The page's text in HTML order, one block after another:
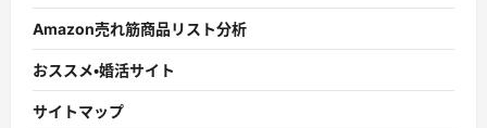
Amazon売れ筋商品リスト分析
おススメ・婚活サイト
サイトマップ